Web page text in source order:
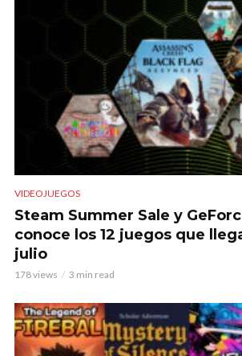
VIDEOJUEGOS
Steam Summer Sale y
conoce los 12 juegos que
julio
178 views 3 min read